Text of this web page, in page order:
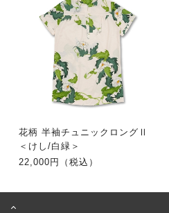
花柄 半袖チュニックロングⅡ
＜けし/白緑＞
22,000円（税込）